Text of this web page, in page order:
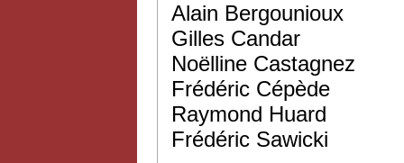
Alain Bergounioux
Gilles Candar
Noëlline Castagnez
Frédéric Cépède
Raymond Huard
Frédéric Sawicki